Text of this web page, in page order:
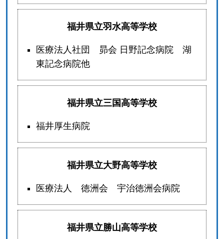
福井県立羽水高等学校
医療法人社団 昴会 日野記念病院 湖
東記念病院他
福井県立三国高等学校
福井厚生病院
福井県立大野高等学校
医療法人 徳洲会 宇治徳洲会病院
福井県立勝山高等学校